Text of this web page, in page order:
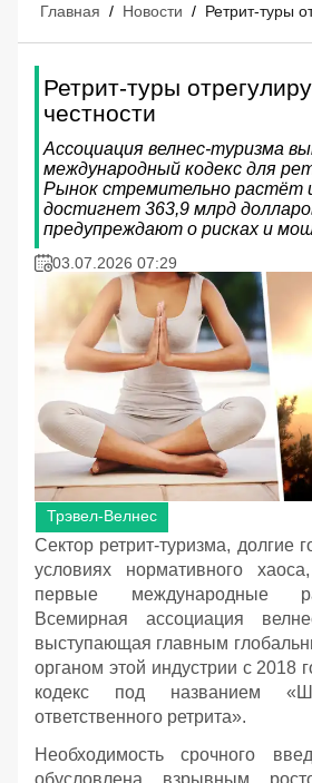
Главная / Новости /
Ретрит-туры
честности
Ассоциация велнес-туризма
международный кодекс для
Рынок стремительно растёт
достигнет 363,9 млрд
предупреждают о рисках и
03.07.2026 07:29
Трэвел-Велнес
Сектор ретрит-туризма, долгие
условиях нормативного
первые международные
Всемирная ассоциация
выступающая главным
органом этой индустрии с 2018
кодекс под названием
ответственного ретрита».
Необходимость срочного
обусловлена взрывным